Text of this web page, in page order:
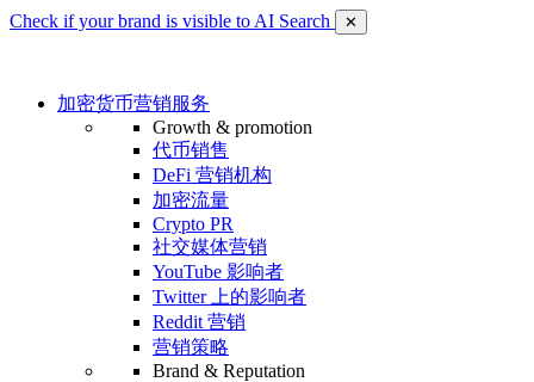
Check if your brand is visible to AI Search ✕
加密货币营销服务
Growth & promotion
代币销售
DeFi 营销机构
加密流量
Crypto PR
社交媒体营销
YouTube 影响者
Twitter 上的影响者
Reddit 营销
营销策略
Brand & Reputation